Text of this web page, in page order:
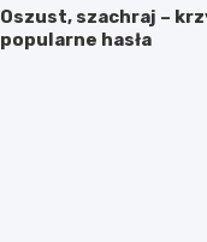
Oszust, szachraj –
popularne hasła